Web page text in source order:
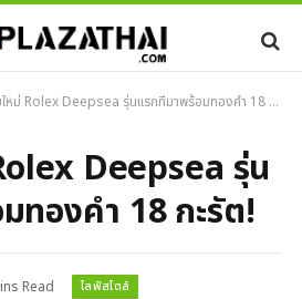
หม่ Rolex Deepsea รุ่นแรกที่มาพร้อมทองคำ 18 กะรัต!
Deepsea รุ่น
ทองคำ 18 กะรัต!
Read ไลฟ์สไตล์